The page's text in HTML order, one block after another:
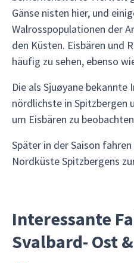
Gänse nisten hier, und
Walrosspopulationen der
den Küsten. Eisbären und
häufig zu sehen, ebenso
Die als Sjuøyane bekannte
nördlichste in Spitzbergen
um Eisbären zu
Später in der Saison
Nordküste Spitzbergens
Interessante
Svalbard- Ost